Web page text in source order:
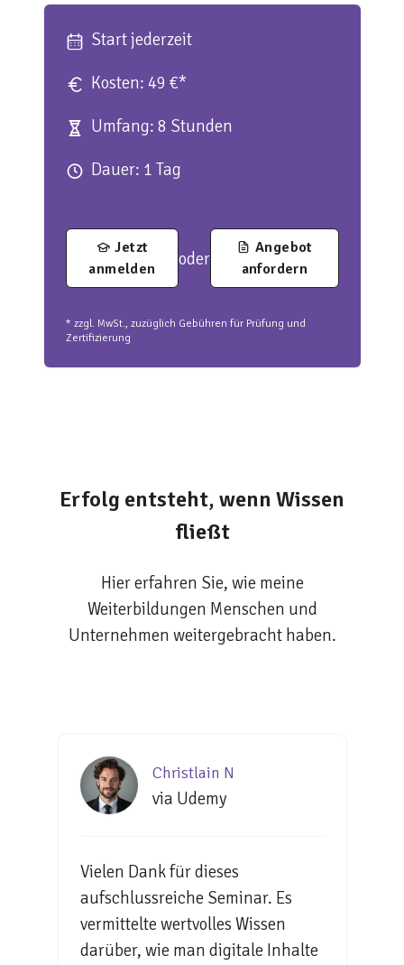
Start jederzeit
Kosten: 49 €*
Umfang: 8 Stunden
Dauer: 1 Tag
Jetzt
anmelden
oder
Angebot
anfordern
* zzgl. MwSt., zuzüglich Gebühren für Prüfung und
Zertifizierung
Erfolg entsteht, wenn Wissen
fließt
Hier erfahren Sie, wie meine
Weiterbildungen Menschen und
Unternehmen weitergebracht haben.
Christlain N
via Udemy
Vielen Dank für dieses
aufschlussreiche Seminar. Es
vermittelte wertvolles Wissen
darüber, wie man digitale Inhalte